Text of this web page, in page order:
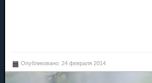
Опубликовано: 24 февраля 2014